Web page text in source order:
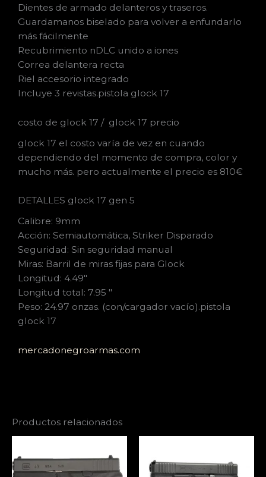
Dientes de armado delanteros y traseros.
Guardamanos biselado para volver a enfundarlo
más fácilmente
Recubrimiento nDLC unido a iones
Correa delantera recta
Riel accesorio integrado
Incluye 3 revistas.pistola glock 17
costo de glock 17 / glock 17 precio
glock 17 el costo varía de vez en cuando
dependiendo del momento de compra, color y
mucho más. pero actualmente el precio es 810€
DETALLES glock 17 gen 5
Calibre: 9mm
Acción: Semiautomática, Striker Disparado
Seguridad: Sin seguridad manual
Miras: Barril de miras fijas para Glock
Longitud: 4.49″
Longitud total: 7.95 ″
Peso: 24.97 onzas. (con/cargador vacío).pistola
glock 17
mercadonegroarmas.com
Productos relacionados